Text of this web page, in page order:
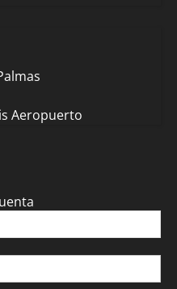
Aeropuerto